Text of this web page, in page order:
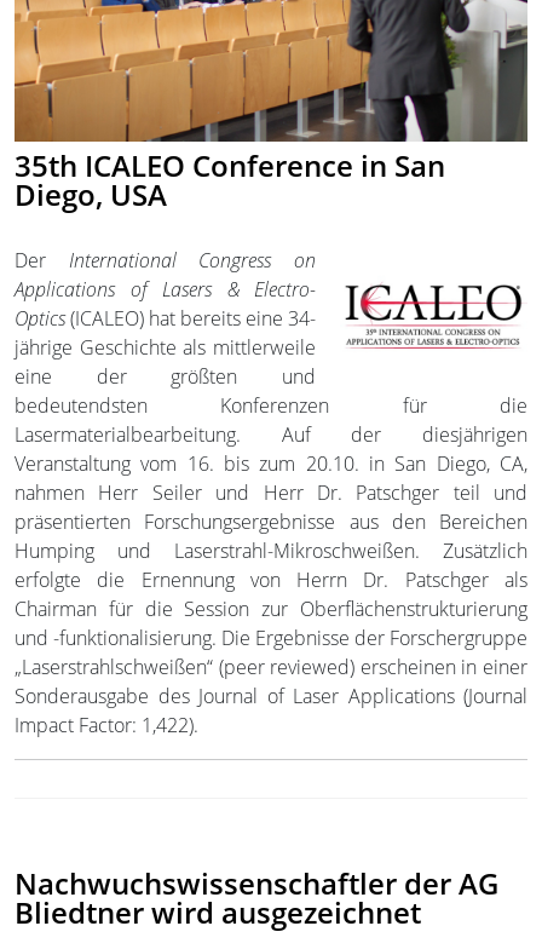
35th ICALEO Conference in San
Diego, USA
Der International Congress on
Applications of Lasers & Electro-
Optics(ICALEO) hat bereits eine 34-
jährige Geschichte als mittlerweile
eine der größten und
bedeutendsten Konferenzen für die
Lasermaterialbearbeitung. Auf der diesjährigen
Veranstaltung vom 16. bis zum 20.10. in San Diego, CA,
nahmen Herr Seiler und Herr Dr. Patschger teil und
präsentierten Forschungsergebnisse aus den Bereichen
Humping und Laserstrahl-Mikroschweißen. Zusätzlich
erfolgte die Ernennung von Herrn Dr. Patschger als
Chairman für die Session zur Oberflächenstrukturierung
und -funktionalisierung. Die Ergebnisse der Forschergruppe
„Laserstrahlschweißen“ (peer reviewed) erscheinen in einer
Sonderausgabe des Journal of Laser Applications (Journal
Impact Factor: 1,422).
Nachwuchswissenschaftler der AG
Bliedtner wird ausgezeichnet